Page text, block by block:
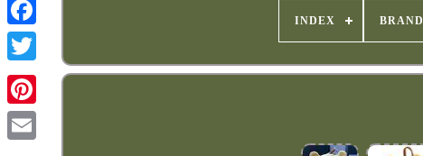
INDEX BRAND